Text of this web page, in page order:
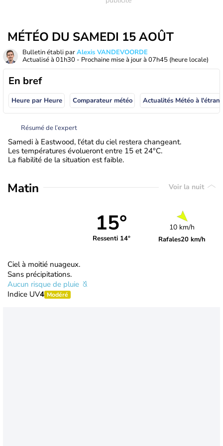
MÉTÉO DU SAMEDI 15 AOÛT
Bulletin établi parAlexis VANDEVOORDE
Actualisé à 01h30 - Prochaine mise à jour à 07h45 (heure locale)
En bref
Heure par Heure Comparateur météo
Résumé de l’expert
Samedi à Eastwood, l'état du ciel restera changeant.
Les températures évolueront entre 15 et 24°C.
La fiabilité de la situation est faible.
Matin Voir la nuit
15°
Ressenti 14°
10 km/h
Rafales20 km/h
Ciel à moitié nuageux.
Sans précipitations.
Aucun risque de pluie
Indice UV4 Modéré